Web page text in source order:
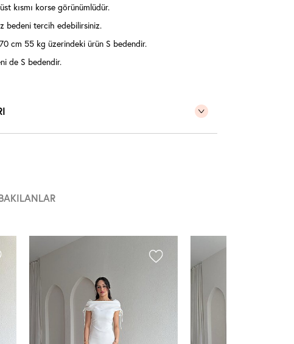
kısmı korse görünümlüdür.
bedeni tercih edebilirsiniz.
cm 55 kg üzerindeki ürün S bedendir.
de S bedendir.